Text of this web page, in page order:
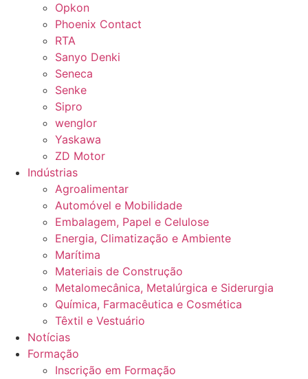
Opkon
Phoenix Contact
RTA
Sanyo Denki
Seneca
Senke
Sipro
wenglor
Yaskawa
ZD Motor
Indústrias
Agroalimentar
Automóvel e Mobilidade
Embalagem, Papel e Celulose
Energia, Climatização e Ambiente
Marítima
Materiais de Construção
Metalomecânica, Metalúrgica e Siderurgia
Química, Farmacêutica e Cosmética
Têxtil e Vestuário
Notícias
Formação
Inscrição em Formação